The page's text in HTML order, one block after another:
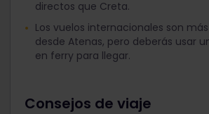
directos que Creta.
Los vuelos internacionales son
desde Atenas, pero deberás usar
en ferry para llegar.
Consejos de viaje